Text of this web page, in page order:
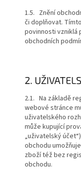
1.5. Znění
či doplňovat.
povinnosti vzniklá
obchodních
2.
2.1. Na základě
webové stránce
uživatelského
může kupující
„uživatelský
obchodu
zboží též bez
obchodu.